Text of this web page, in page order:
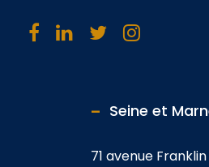
Seine et
71 avenue